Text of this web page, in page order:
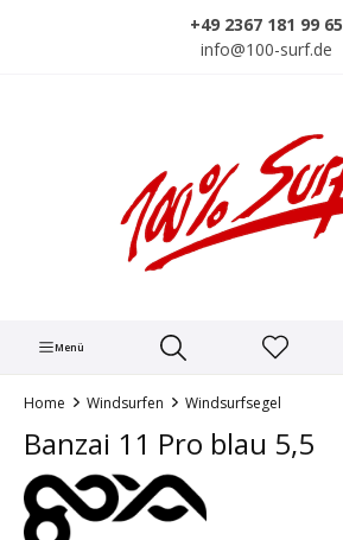
+49 2367 181 99 65
info@100-surf.de
Menü
Home Windsurfen Windsurfsegel
Banzai 11 Pro blau 5,5